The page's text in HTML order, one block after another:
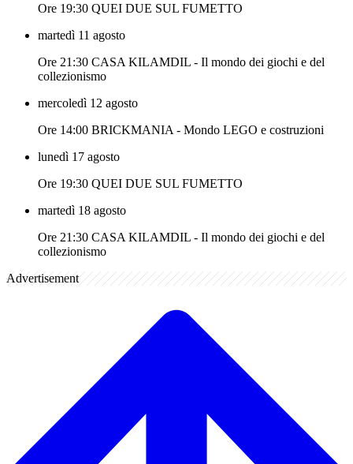
Ore 19:30 QUEI DUE SUL FUMETTO
martedì 11 agosto
Ore 21:30 CASA KILAMDIL - Il mondo dei giochi e del
collezionismo
mercoledì 12 agosto
Ore 14:00 BRICKMANIA - Mondo LEGO e costruzioni
lunedì 17 agosto
Ore 19:30 QUEI DUE SUL FUMETTO
martedì 18 agosto
Ore 21:30 CASA KILAMDIL - Il mondo dei giochi e del
collezionismo
Advertisement